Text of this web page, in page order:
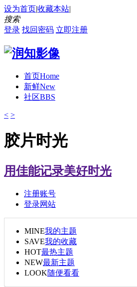
设为首页|收藏本站|
搜索
登录 找回密码 立即注册
首页Home
新鲜New
社区BBS
< >
胶片时光
用佳能记录美好时光
注册账号
登录网站
MINE我的主题
SAVE我的收藏
HOT最热主题
NEW最新主题
LOOK随便看看